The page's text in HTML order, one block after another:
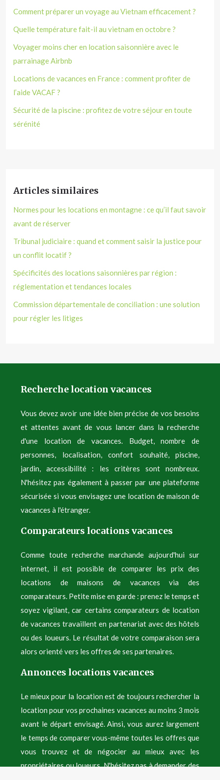
Comment préparer un voyage au Vietnam efficacement ?
Quelle température fait-il au vietnam en octobre ?
Voyager moins cher en location saisonnière avec le
parrainage Airbnb
Locations de vacances en France : comment profiter de
l’aide VACAF ?
Sécurité de la piscine : profitez de votre séjour en toute
sérénité
Articles similaires
Normes pour les locations en montagne : ce qu’il faut savoir
avant de réserver
Tribunal judiciaire : quand et comment saisir la justice pour
un conflit locatif ?
Spécificités des locations saisonnières par région :
réglementation et tendances locales
Commission départementale de conciliation : une solution
pour régler les litiges
Recherche location vacances
Vous devez avoir une idée bien précise de vos besoins
et attentes avant de vous lancer dans la recherche
d'une location de vacances. Budget, nombre de
personnes, localisation, confort souhaité, piscine,
jardin, accessibilité : les critères sont nombreux.
N'hésitez pas également à passer par une plateforme
sécurisée si vous envisagez une location de maison de
vacances à l'étranger.
Comparateurs locations vacances
Comme toute recherche marchande aujourd'hui sur
internet, il est possible de comparer les prix des
locations de maisons de vacances via des
comparateurs. Petite mise en garde : prenez le temps et
soyez vigilant, car certains comparateurs de location
de vacances travaillent en partenariat avec des hôtels
ou des loueurs. Le résultat de votre comparaison sera
alors orienté vers les offres de ses partenaires.
Annonces locations vacances
Le mieux pour la location est de toujours rechercher la
location pour vos prochaines vacances au moins 3 mois
avant le départ envisagé. Ainsi, vous aurez largement
le temps de comparer vous-même toutes les offres que
vous trouvez et de négocier au mieux avec les
propriétaires ou loueurs. N'hésitez pas à demander des